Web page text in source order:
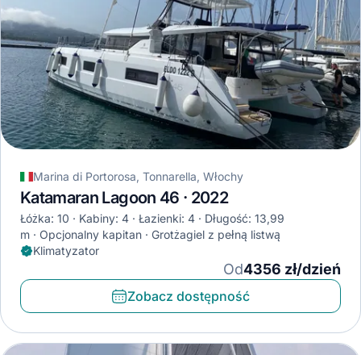
Marina di Portorosa, Tonnarella, Włochy
Katamaran Lagoon 46 · 2022
Łóżka: 10 Kabiny: 4 Łazienki: 4
Długość: 13,99
m
Opcjonalny kapitan
Grotżagiel z pełną listwą
Klimatyzator
Od4356 zł/dzień
Zobacz dostępność